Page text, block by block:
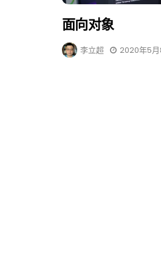
面向对象
李立超 2020年5月